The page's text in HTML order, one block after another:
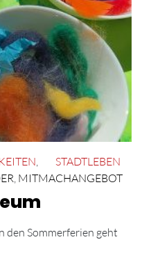
STADTLEBEN
MITMACHANGEBOT
den Sommerferien geht